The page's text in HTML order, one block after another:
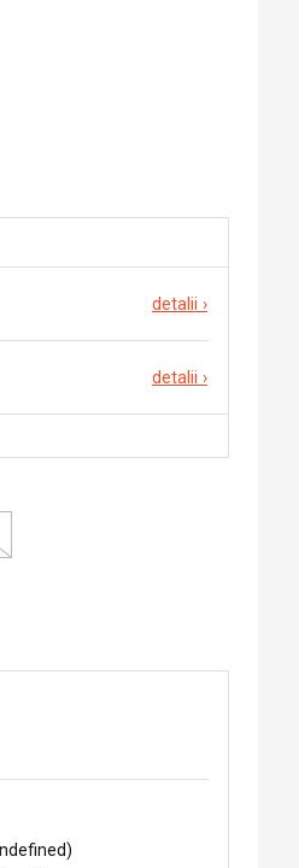
detalii ›
detalii ›